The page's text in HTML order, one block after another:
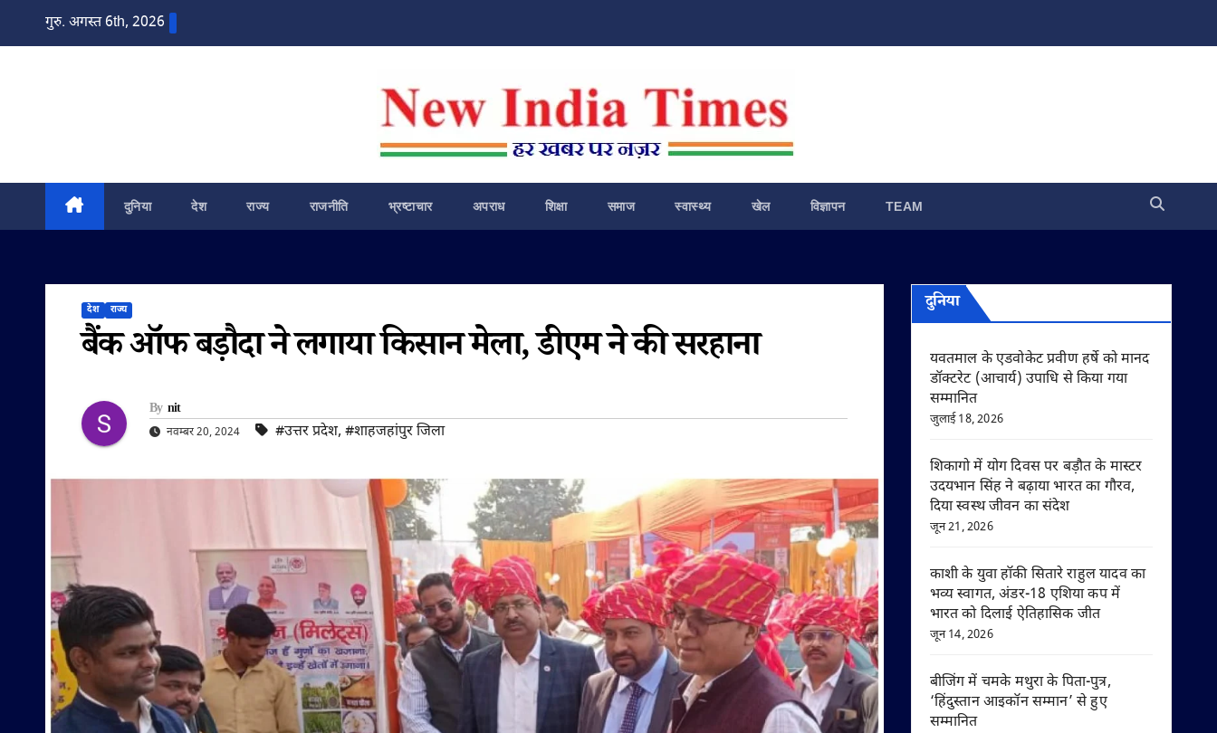
गुरु. अगस्त 6th, 2026
दुनिया देश राज्य राजनीति भ्रष्टाचार अपराध शिक्षा समाज स्वास्थ्य खेल विज्ञापन TEAM
देश राज्य
बैंक ऑफ बड़ौदा ने लगाया किसान मेला, डीएम ने की सरहाना
By nit
नवम्बर 20, 2024 #उत्तर प्रदेश, #शाहजहांपुर जिला
दुनिया
यवतमाल के एडवोकेट प्रवीण हर्षे को मानद
डॉक्टरेट (आचार्य) उपाधि से किया गया
सम्मानित
जुलाई 18, 2026
शिकागो में योग दिवस पर बड़ौत के मास्टर
उदयभान सिंह ने बढ़ाया भारत का गौरव,
दिया स्वस्थ जीवन का संदेश
जून 21, 2026
काशी के युवा हॉकी सितारे राहुल यादव का
भव्य स्वागत, अंडर-18 एशिया कप में
भारत को दिलाई ऐतिहासिक जीत
जून 14, 2026
बीजिंग में चमके मथुरा के पिता-पुत्र,
‘हिंदुस्तान आइकॉन सम्मान’ से हुए
सम्मानित